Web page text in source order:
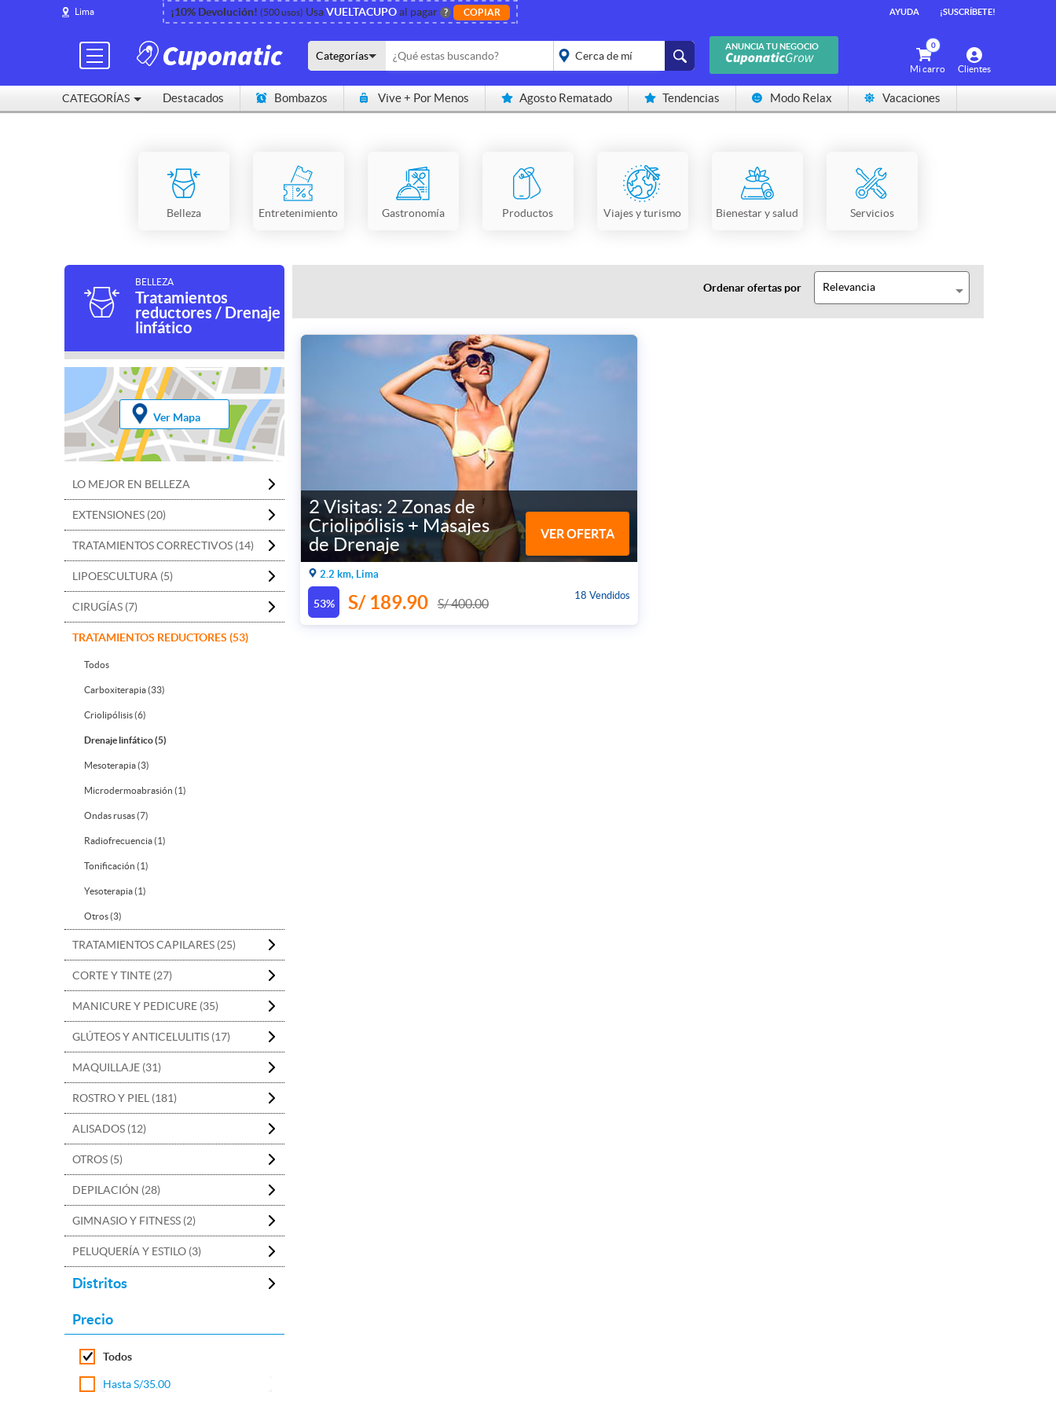
Lima ¡10% Devolución! (500 usos) UsaVUELTACUPOal pagar ? COPIAR AYUDA ¡SUSCRÍBETE!
CATEGORÍAS
ANUNCIA TU NEGOCIO
Clientes
Categorías
placeholder="Todo el
0
Mi carro
Destacados Bombazos Vive + Por Menos Agosto Rematado Tendencias Modo Relax Vacaciones
Belleza Entretenimiento Gastronomía Productos Viajes y turismo Bienestar y salud Servicios
BELLEZA
Tratamientos
reductores / Drenaje
linfático
Ver Mapa
LO MEJOR EN BELLEZA
EXTENSIONES (20)
TRATAMIENTOS CORRECTIVOS (14)
LIPOESCULTURA (5)
CIRUGÍAS (7)
TRATAMIENTOS REDUCTORES (53)
Todos
Carboxiterapia (33)
Criolipólisis (6)
Drenaje linfático (5)
Mesoterapia (3)
Microdermoabrasión (1)
Ondas rusas (7)
Radiofrecuencia (1)
Tonificación (1)
Yesoterapia (1)
Otros (3)
TRATAMIENTOS CAPILARES (25)
CORTE Y TINTE (27)
MANICURE Y PEDICURE (35)
GLÚTEOS Y ANTICELULITIS (17)
MAQUILLAJE (31)
ROSTRO Y PIEL (181)
ALISADOS (12)
OTROS (5)
DEPILACIÓN (28)
GIMNASIO Y FITNESS (2)
PELUQUERÍA Y ESTILO (3)
Distritos
Precio
Todos
Hasta S/35.00
Ordenar ofertas por Relevancia
2 Visitas: 2 Zonas de
Criolipólisis + Masajes
de Drenaje
VER OFERTA
2.2 km, Lima
53%
18 Vendidos
S/ 189.90 S/ 400.00